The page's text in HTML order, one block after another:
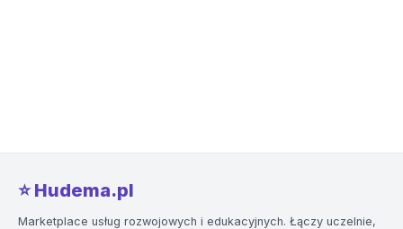
⭐️ Hudema.pl
Marketplace usług rozwojowych i edukacyjnych. Łączy uczelnie,